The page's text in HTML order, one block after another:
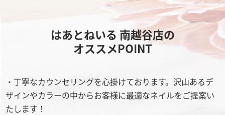
はあとねいる 南越谷店の
オススメPOINT
・丁寧なカウンセリングを心掛けております。沢山あるデ
ザインやカラーの中からお客様に最適なネイルをご提案い
たします！